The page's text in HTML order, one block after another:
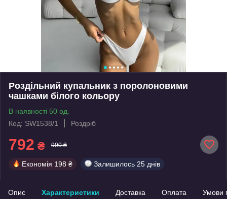
Роздільний купальник з поролоновими
чашками білого кольору
В наявності 50 од.
Код: SW1538/1
Роздріб
792 ₴ 990 ₴
Економія 198 ₴ Залишилось 25 днів
Опис Характеристики Доставка Оплата Умови